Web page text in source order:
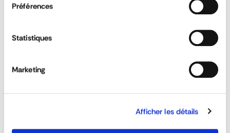
Préférences
Statistiques
Marketing
Afficher les détails
poids5 kg
typeVans and Refrigerated Trucks
QUESTIONS & ANSWERS